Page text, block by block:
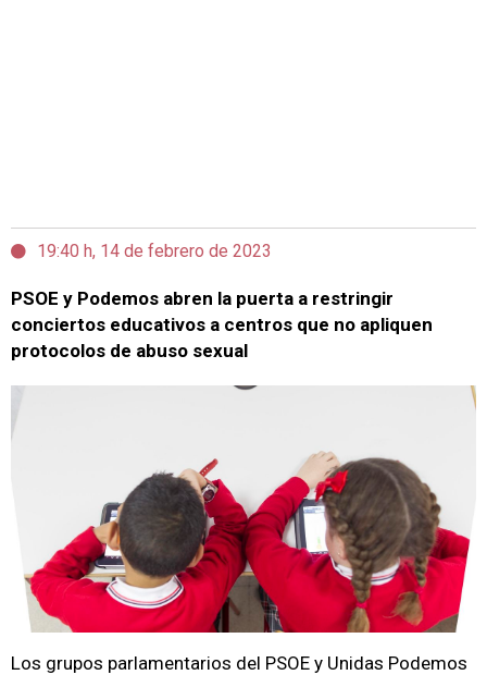
19:40 h, 14 de febrero de 2023
PSOE y Podemos abren la puerta a restringir
conciertos educativos a centros que no apliquen
protocolos de abuso sexual
Los grupos parlamentarios del PSOE y Unidas Podemos